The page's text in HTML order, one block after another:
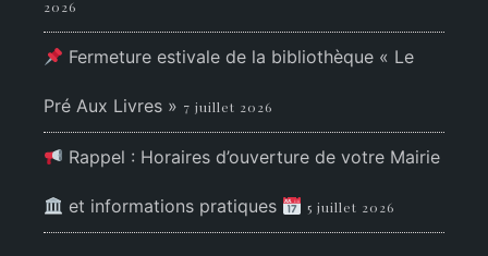
2026
Fermeture estivale de la bibliothèque « Le
Pré Aux Livres » 7 juillet 2026
Rappel : Horaires d’ouverture de votre Mairie
et informations pratiques 5 juillet 2026